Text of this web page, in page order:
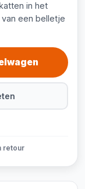
in het
een belletje
retour